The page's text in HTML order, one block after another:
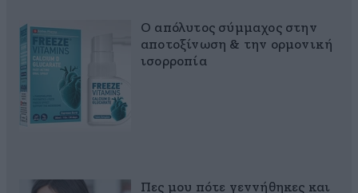
Ο απόλυτος σύμμαχος στην
αποτοξίνωση & την ορμονική
ισορροπία
Πες μου πότε γεννήθηκες και